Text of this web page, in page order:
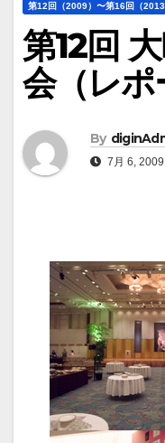
第12回（2009）〜第16回（2013
第12回
会（レポ
By
7月 6, 2009